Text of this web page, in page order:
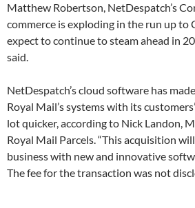
Matthew Robertson, NetDespatch’s
commerce is exploding in the run up to
expect to continue to steam ahead in
said.
NetDespatch’s cloud software has
Royal Mail’s systems with its
lot quicker, according to Nick Landon,
Royal Mail Parcels. “This acquisition
business with new and innovative
The fee for the transaction was not